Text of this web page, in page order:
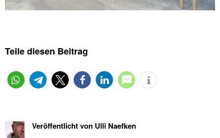
Teile diesen Beitrag
Veröffentlicht von Ulli Naefken